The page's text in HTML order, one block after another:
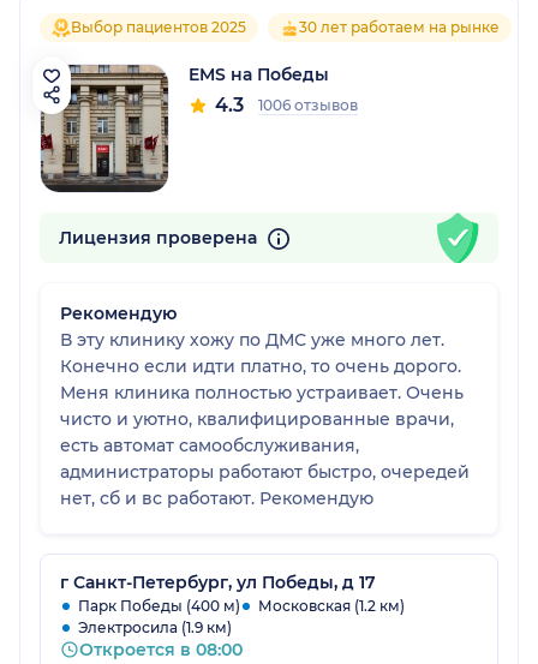
Выбор пациентов 2025 30 лет работаем на рынке
EMS на Победы
4.3 1006 отзывов
Лицензия проверена
Рекомендую
В эту клинику хожу по ДМС уже много лет.
Конечно если идти платно, то очень дорого.
Меня клиника полностью устраивает. Очень
чисто и уютно, квалифицированные врачи,
есть автомат самообслуживания,
администраторы работают быстро, очередей
нет, сб и вс работают. Рекомендую
г Санкт-Петербург, ул Победы, д 17
Парк Победы (400 м)
Московская (1.2 км)
Электросила (1.9 км)
Откроется в 08:00